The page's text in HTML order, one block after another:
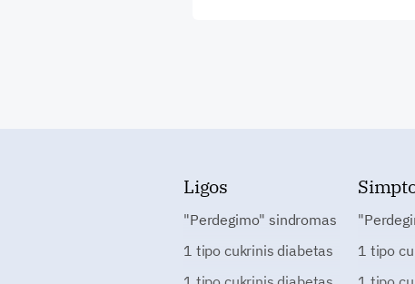
Ligos
"Perdegimo" sindromas
1 tipo cukrinis diabetas
1 tipo